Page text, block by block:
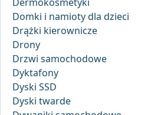
Domki i namioty dla dzieci
Drążki kierownicze
Drony
Drzwi samochodowe
Dyktafony
Dyski SSD
Dyski twarde